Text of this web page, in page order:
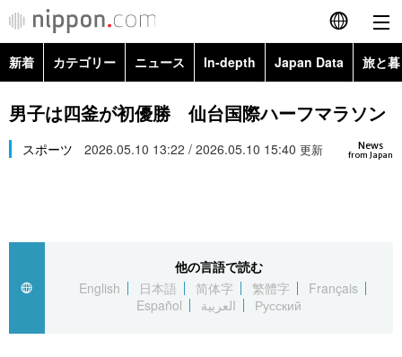
English
简体字
繁體字
العربية
新着 カテゴリー ニュース In-depth Japan Data 旅と
政治・外交
経済・ビジネス
社会
文化
科学・技術
Topics
Images
お知らせ
男子は四釜が初優勝 仙台国際ハーフマラソン
News
from Japan
スポーツ 2026.05.10 13:22 / 2026.05.10 15:40 更新
他の言語で読む
English
日本語 简体字 繁體字
Français
Español
العربية Русский